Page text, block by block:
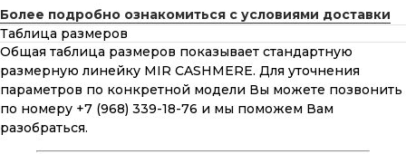
Более подробно ознакомиться с условиями доставки
Таблица размеров
Общая таблица размеров показывает стандартную
размерную линейку MIR CASHMERE. Для уточнения
параметров по конкретной модели Вы можете позвонить
по номеру +7 (968) 339-18-76 и мы поможем Вам
разобраться.